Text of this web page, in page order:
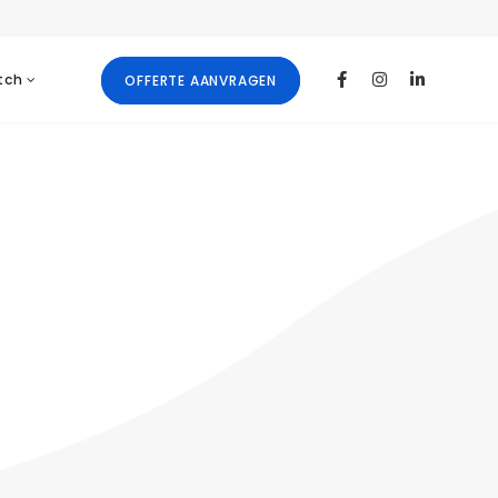
OFFERTE AANVRAGEN